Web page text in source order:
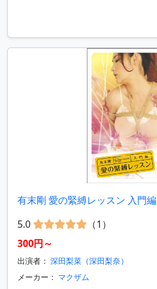
有末剛 愛の緊縛レッスン 入門編
5.0
（1）
300円～
出演者： 深田梨菜（深田梨奈）
メーカー： マクザム